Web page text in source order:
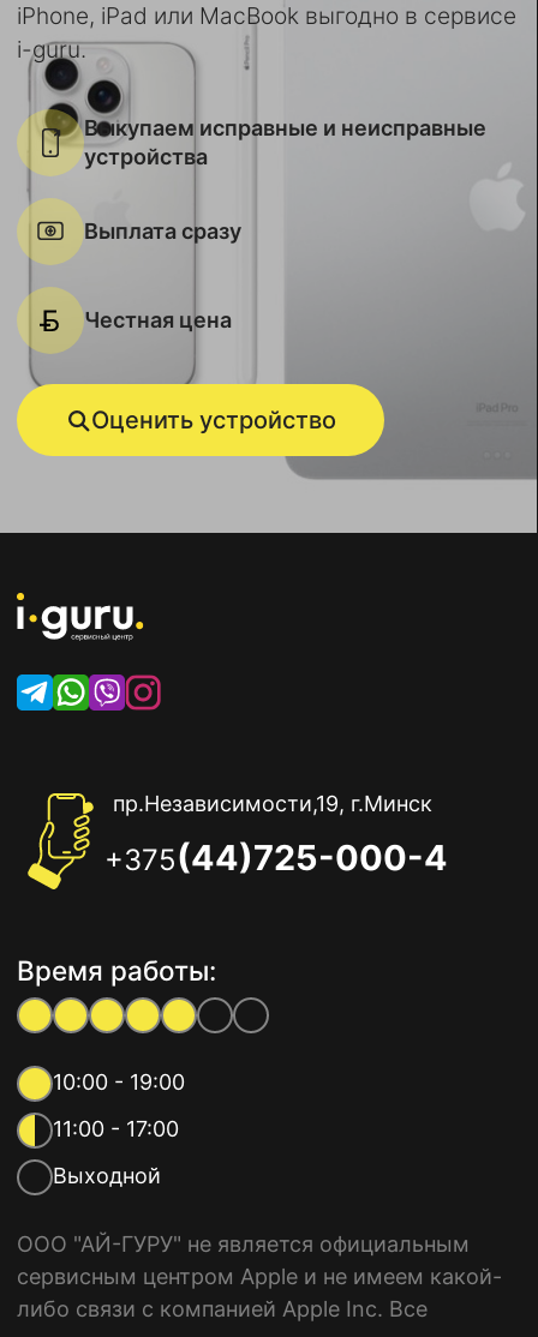
iPhone, iPad или MacBook выгодно в сервисе
i-guru.
Выкупаем исправные и неисправные
устройства
Выплата сразу
Честная цена
Оценить устройство
пр.Независимости,19, г.Минск
+375(44)725-000-4
Время работы:
10:00 - 19:00
11:00 - 17:00
Выходной
ООО "АЙ-ГУРУ" не является официальным
сервисным центром Apple и не имеем какой-
либо связи с компанией Apple Inc. Все